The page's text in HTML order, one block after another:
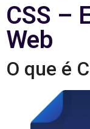
CSS –
Web
O que é